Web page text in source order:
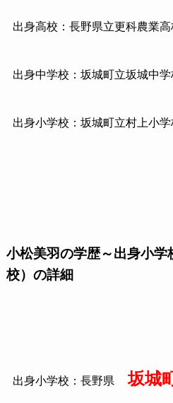
出身高校：長野県立更科農業高
出身中学校：坂城町立坂城中学
出身小学校：坂城町立村上小学
小松美羽の学歴～出身小学
校）の詳細
出身小学校：長野県 坂城